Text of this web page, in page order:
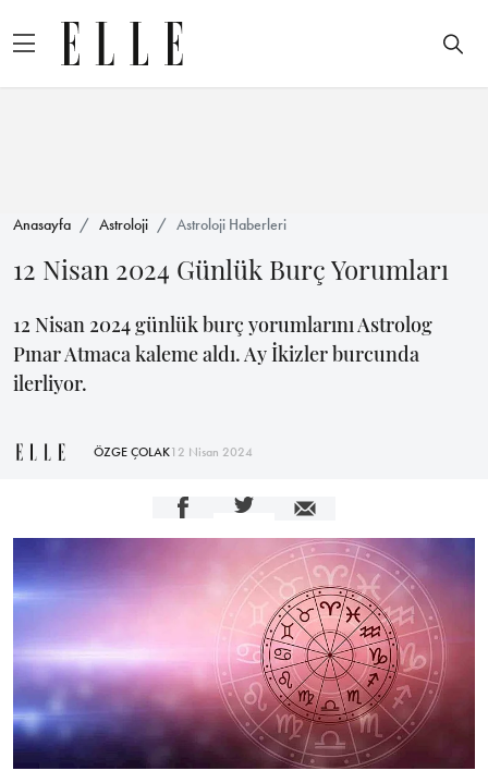
Anasayfa Astroloji Astroloji Haberleri
12 Nisan 2024 Günlük Burç Yorumları
12 Nisan 2024 günlük burç yorumlarını Astrolog
Pınar Atmaca kaleme aldı. Ay İkizler burcunda
ilerliyor.
ÖZGE ÇOLAK12 Nisan 2024